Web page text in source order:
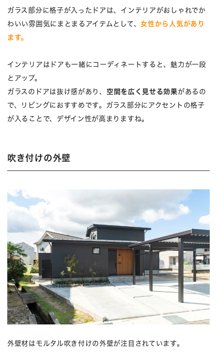
ガラス部分に格子が入ったドアは、インテリアがおしゃれでか
わいい雰囲気にまとまるアイテムとして、女性から人気があり
ます。
インテリアはドアも一緒にコーディネートすると、魅力が一段
とアップ。
ガラスのドアは抜け感があり、 空間を広く見せる効果があるの
で、リビングにおすすめです。ガラス部分にアクセントの格子
が入ることで、デザイン性が高まりますね。
吹き付けの外壁
外壁材はモルタル吹き付けの外壁が注目されています。